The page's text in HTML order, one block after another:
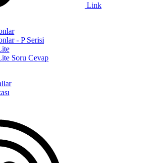
Link
- P Serisi
Soru Cevap